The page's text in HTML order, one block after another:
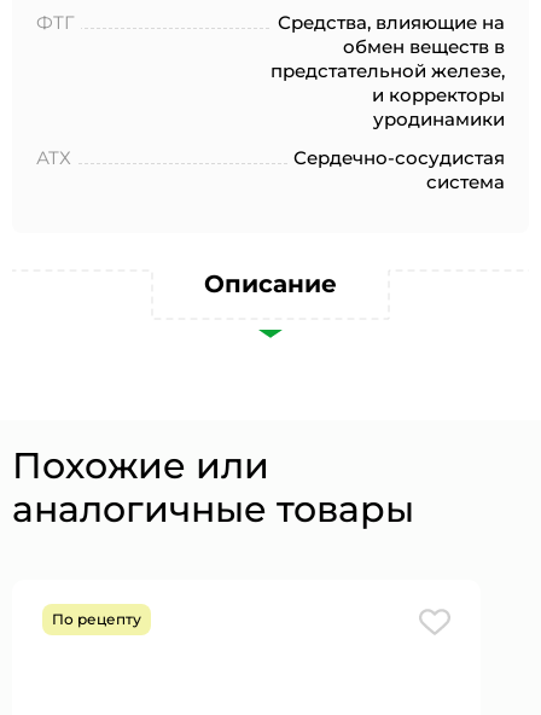
ФТГ
Средства, влияющие на
обмен веществ в
предстательной железе,
и корректоры
уродинамики
АТХ
Сердечно-сосудистая
система
Описание
Похожие или
аналогичные товары
По рецепту